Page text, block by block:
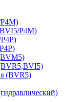
P4M)
(BVR5)